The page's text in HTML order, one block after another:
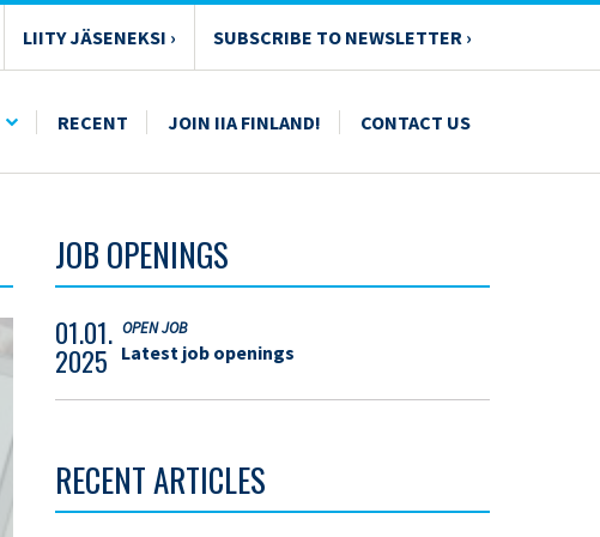
LIITY JÄSENEKSI › SUBSCRIBE TO NEWSLETTER ›
RECENT JOIN IIA FINLAND! CONTACT US
JOB OPENINGS
01.01.
2025
OPEN JOB
Latest job openings
RECENT ARTICLES